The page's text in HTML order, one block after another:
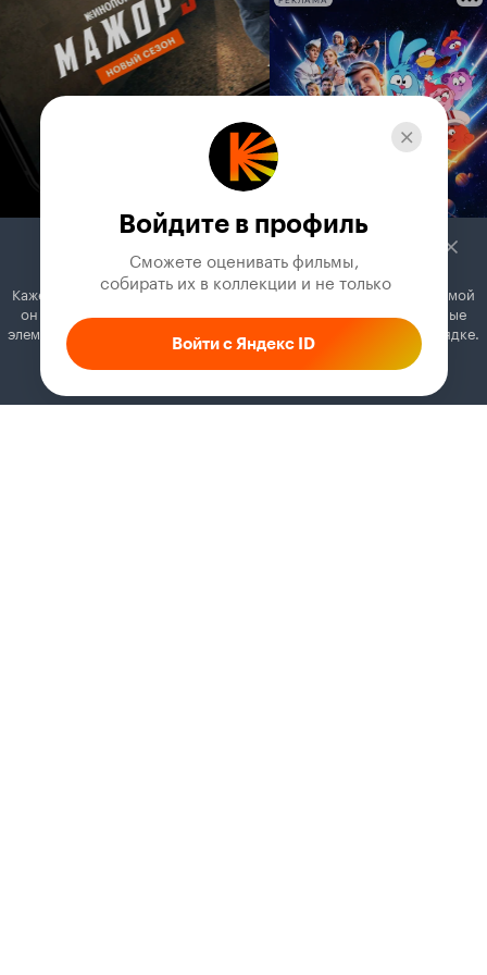
Войдите в профиль
Сможете оценивать фильмы,
собирать их в коллекции и не только
Войти с Яндекс ID
Кажется, вы используете блокировщик рекламы. Вместе с рекламой
он может отключать постеры, папки с фильмами и другие важные
элементы. Добавьте Кинопоиск в исключения, и всё будет в порядке.
Как это сделать